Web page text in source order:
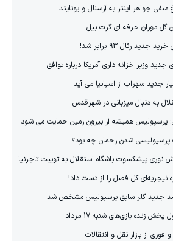
منفی جواهر اینتر به آرسنال و یونایتد
گل دوران حرفه ای گرت بیل
جدید رئال 93 برابر شد!
جدید وزیر خزانه داری آمریکا درباره توافق
جدید سهراب از اسپانیا می آید
به دنبال میزبانی در شهرقدس
پرسپولیس همیشه از بیرون زمین حمایت می شود
شدن رحمان چه بود؟
نوری پیشکسوت باشگاه استقلال به توییت تاجرنیا
نیجریه‌ای کل فصل را از دست داد!
جدید گلر سابق پرسپولیس مشخص شد
زنده بازی‌های شنبه 17 مرداد
و فوری از بازار نقل و انتقالات